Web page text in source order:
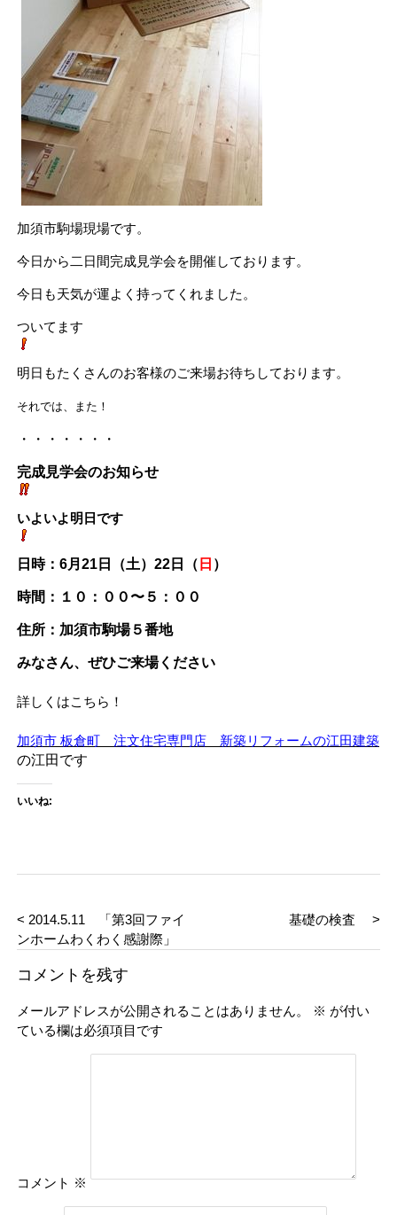
加須市駒場現場です。
今日から二日間完成見学会を開催しております。
今日も天気が運よく持ってくれました。
ついてます
明日もたくさんのお客様のご来場お待ちしております。
それでは、また！
・・・・・・・
完成見学会のお知らせ
いよいよ明日です
日時：6月21日（土）22日（ 日 ）
時間：１０：００〜５：００
住所：加須市駒場５番地
みなさん、ぜひご来場ください
詳しくはこちら！
加須市 板倉町 注文住宅専門店 新築リフォームの江田建築
の江田です
いいね:
< 2014.5.11 「第3回ファイ
ンホームわくわく感謝際」
基礎の検査 >
コメントを残す
メールアドレスが公開されることはありません。 ※ が付い
ている欄は必須項目です
コメント ※